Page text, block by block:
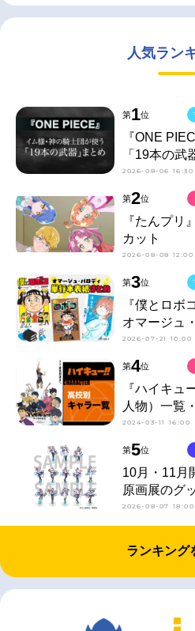
人気ラン
第1位
『ONE
「19本の武
2026-08-06 16:30
第2位
『たんプリ
カット
2026-08-08 12:00
第3位
『僕とロボ
オマージュ
2026-07-21 10:00
第4位
『ハイキュ
人物）一覧
2024-03-11 16:00
第5位
10月・11月
原画展のグ
2026-08-07 18:00
ランキング